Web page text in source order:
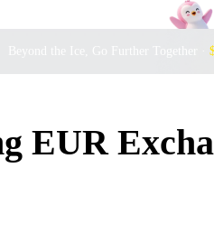
Beyond the Ice, Go Further Together ·
EUR